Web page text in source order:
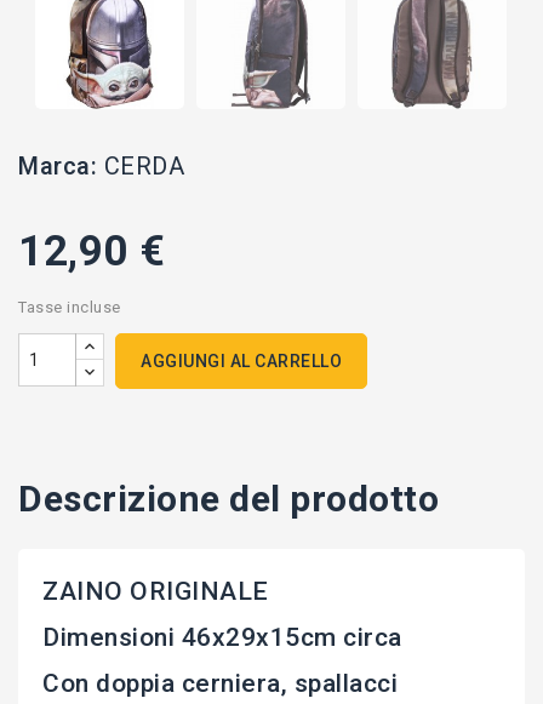
Marca: CERDA
12,90 €
Tasse incluse
AGGIUNGI AL CARRELLO
Descrizione del prodotto
ZAINO ORIGINALE
Dimensioni 46x29x15cm circa
Con doppia cerniera, spallacci